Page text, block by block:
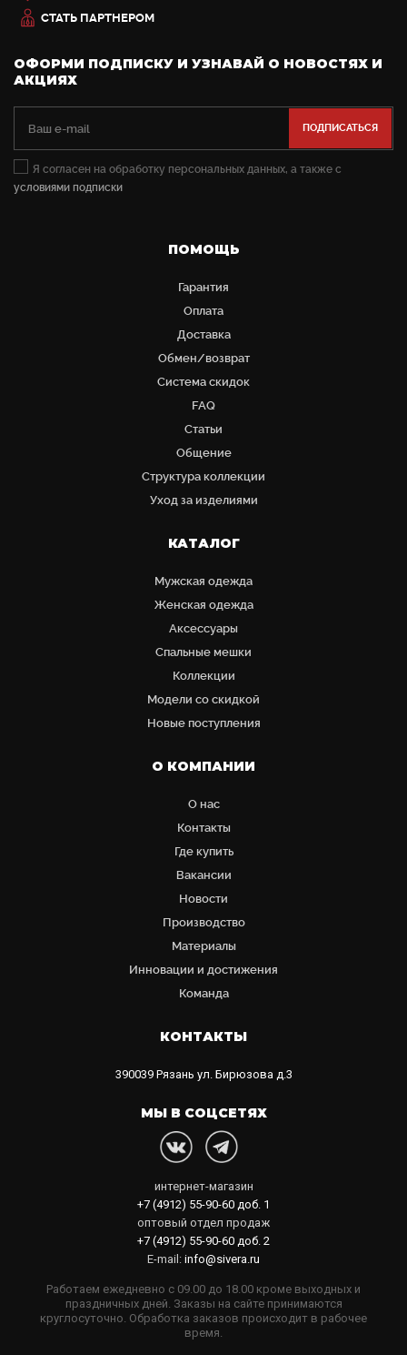
СТАТЬ ПАРТНЕРОМ
ОФОРМИ ПОДПИСКУ И УЗНАВАЙ О НОВОСТЯХ И
АКЦИЯХ
Я согласен на обработку персональных данных, а также с
условиями подписки
ПОМОЩЬ
Гарантия
Оплата
Доставка
Обмен/возврат
Система скидок
FAQ
Статьи
Общение
Структура коллекции
Уход за изделиями
КАТАЛОГ
Мужская одежда
Женская одежда
Аксессуары
Cпальные мешки
Коллекции
Модели со скидкой
Новые поступления
О КОМПАНИИ
О нас
Контакты
Где купить
Вакансии
Новости
Производство
Материалы
Инновации и достижения
Команда
КОНТАКТЫ
390039 Рязань ул. Бирюзова д.3
МЫ В СОЦСЕТЯХ
интернет-магазин
+7 (4912) 55-90-60 доб. 1
оптовый отдел продаж
+7 (4912) 55-90-60 доб. 2
E-mail: info@sivera.ru
Работаем ежедневно с 09.00 до 18.00 кроме выходных и
праздничных дней. Заказы на сайте принимаются
круглосуточно. Обработка заказов происходит в рабочее
время.